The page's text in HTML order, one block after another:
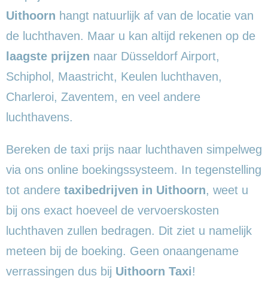
Uithoorn hangt natuurlijk af van de locatie van
de luchthaven. Maar u kan altijd rekenen op de
laagste prijzen naar Düsseldorf Airport,
Schiphol, Maastricht, Keulen luchthaven,
Charleroi, Zaventem, en veel andere
luchthavens.
Bereken de taxi prijs naar luchthaven simpelweg
via ons online boekingssysteem. In tegenstelling
tot andere taxibedrijven in Uithoorn, weet u
bij ons exact hoeveel de vervoerskosten
luchthaven zullen bedragen. Dit ziet u namelijk
meteen bij de boeking. Geen onaangename
verrassingen dus bij Uithoorn Taxi!